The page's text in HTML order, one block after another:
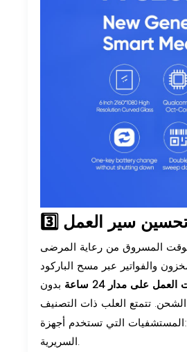
تحسين سير العمل
بدون
:المستشفيات التي تستخدم أجهزة FYJ F9826 5G قللت من وقت تحضير الوريد بنسبة 80%، مما أتاح للصيادلة فرصة القيام بالمهام
السريرية.